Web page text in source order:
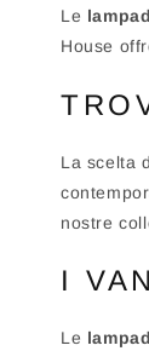
Le
House
La scelta
nostre
I
Le